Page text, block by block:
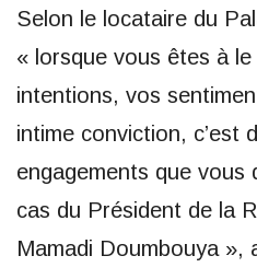
Selon le locataire du
« lorsque vous êtes à le
intentions, vos
intime conviction, c’est
engagements que vous
cas du Président de la
Mamadi Doumbouya »,